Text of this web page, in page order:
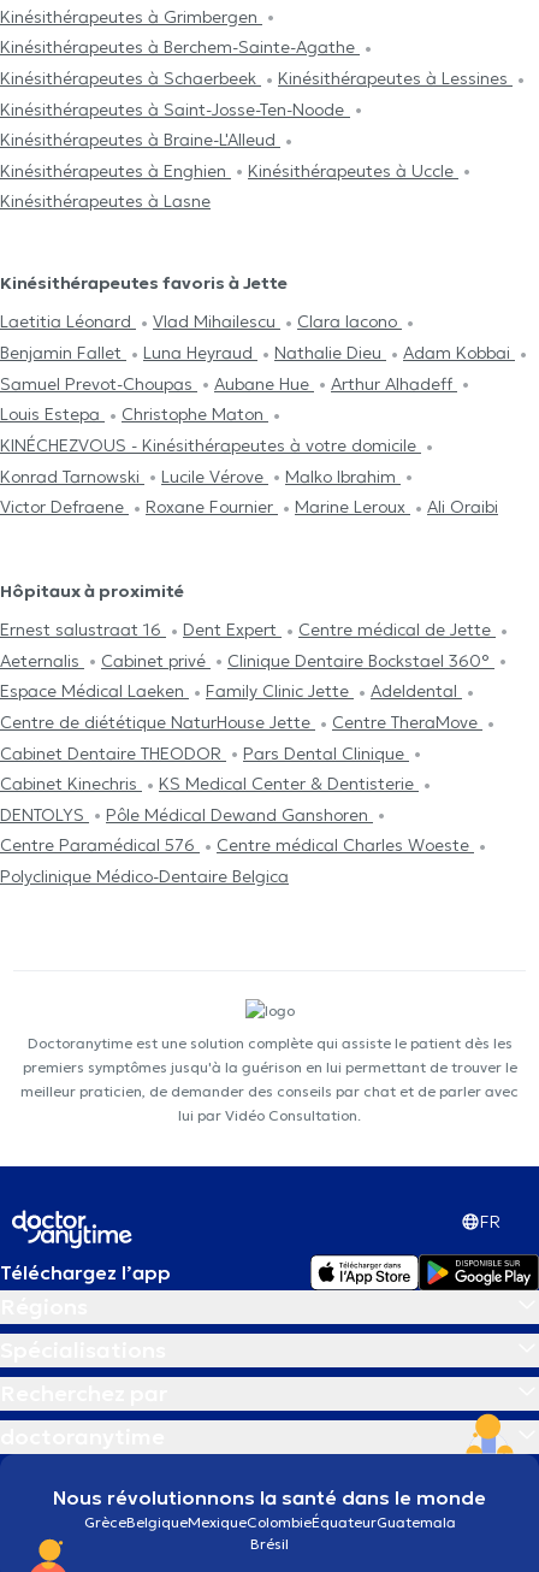
Kinésithérapeutes à Grimbergen
Kinésithérapeutes à Berchem-Sainte-Agathe
Kinésithérapeutes à Schaerbeek
Kinésithérapeutes à Lessines
Kinésithérapeutes à Saint-Josse-Ten-Noode
Kinésithérapeutes à Braine-L'Alleud
Kinésithérapeutes à Enghien
Kinésithérapeutes à Uccle
Kinésithérapeutes à Lasne
Kinésithérapeutes favoris à Jette
Laetitia Léonard
Vlad Mihailescu
Clara Iacono
Benjamin Fallet
Luna Heyraud Nathalie Dieu
Adam Kobbai
Samuel Prevot-Choupas
Aubane Hue
Arthur Alhadeff
Louis Estepa
Christophe Maton
KINÉCHEZVOUS - Kinésithérapeutes à votre domicile
Konrad Tarnowski
Lucile Vérove
Malko Ibrahim
Victor Defraene
Roxane Fournier Marine Leroux Ali Oraibi
Hôpitaux à proximité
Ernest salustraat 16
Dent Expert
Centre médical de Jette
Aeternalis
Cabinet privé
Clinique Dentaire Bockstael 360°
Espace Médical Laeken
Family Clinic Jette
Adeldental
Centre de diététique NaturHouse Jette
Centre TheraMove
Cabinet Dentaire THEODOR
Pars Dental Clinique
Cabinet Kinechris
KS Medical Center & Dentisterie
DENTOLYS
Pôle Médical Dewand Ganshoren
Centre Paramédical 576
Centre médical Charles Woeste
Polyclinique Médico-Dentaire Belgica
Doctoranytime est une solution complète qui assiste le patient dès les
premiers symptômes jusqu'à la guérison en lui permettant de trouver le
meilleur praticien, de demander des conseils par chat et de parler avec
lui par Vidéo Consultation.
FR
Téléchargez l’app
Nous révolutionnons la santé dans le monde
GrèceBelgiqueMexiqueColombieÉquateurGuatemala
Brésil